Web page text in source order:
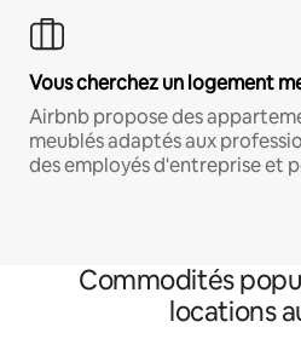
Vous cherchez un logement
Airbnb propose des
meublés adaptés aux
des employés d'entreprise et
Commodités
locations